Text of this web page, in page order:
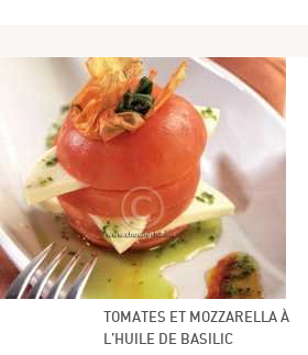
TOMATES ET MOZZARELLA À
L’HUILE DE BASILIC